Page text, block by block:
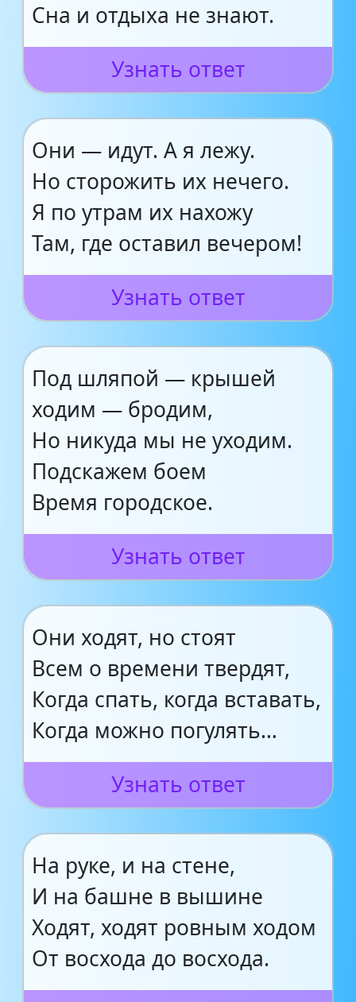
Сна и отдыха не знают.
Узнать ответ
Они — идут. А я лежу.
Но сторожить их нечего.
Я по утрам их нахожу
Там, где оставил вечером!
Узнать ответ
Под шляпой — крышей
ходим — бродим,
Но никуда мы не уходим.
Подскажем боем
Время городское.
Узнать ответ
Они ходят, но стоят
Всем о времени твердят,
Когда спать, когда вставать,
Когда можно погулять…
Узнать ответ
На руке, и на стене,
И на башне в вышине
Ходят, ходят ровным ходом
От восхода до восхода.